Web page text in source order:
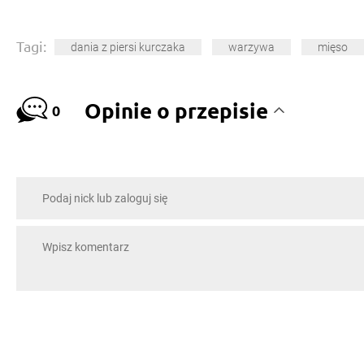
Tagi: dania z piersi kurczaka warzywa mięso
0 Opinie o przepisie